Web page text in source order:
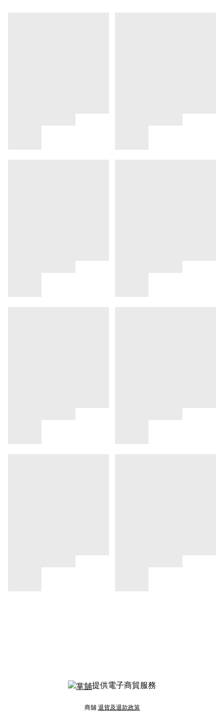
提供電子商貿服務
商舖 退貨及退款政策